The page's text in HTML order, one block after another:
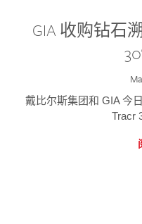
GIA 收购钻石
戴比尔斯集团和 GIA 今
Tracr